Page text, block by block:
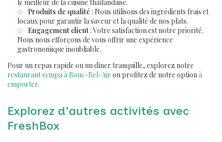
le meilleur de la cuisine thaïlandaise.
Produits de qualité : Nous utilisons des ingrédients frais et
locaux pour garantir la saveur et la qualité de nos plats.
Engagement client: Votre satisfaction est notre priorité.
Nous nous efforçons de vous offrir une expérience
gastronomique inoubliable.
Pour un repas rapide ou un dîner tranquille, explorez notre
restaurant sympa à Bouc-Bel-Air ou profitez de notre optionà
emporter.
Explorez d'autres activités avec
FreshBox